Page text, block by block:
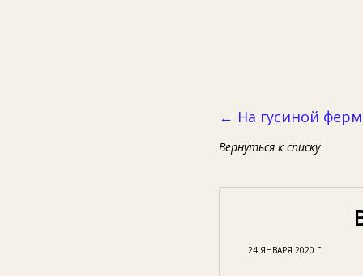
← На гусиной
Вернуться к списку
24 ЯНВАРЯ 2020 Г.